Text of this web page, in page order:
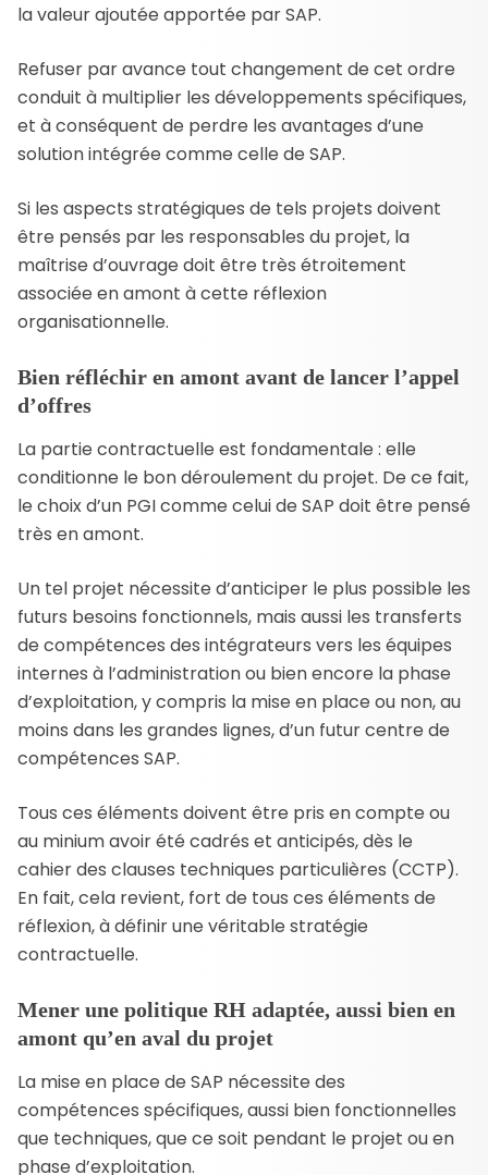
la valeur ajoutée apportée par SAP.
Refuser par avance tout changement de cet ordre
conduit à multiplier les développements spécifiques,
et à conséquent de perdre les avantages d’une
solution intégrée comme celle de SAP.
Si les aspects stratégiques de tels projets doivent
être pensés par les responsables du projet, la
maîtrise d’ouvrage doit être très étroitement
associée en amont à cette réflexion
organisationnelle.
Bien réfléchir en amont avant de lancer l’appel
d’offres
La partie contractuelle est fondamentale : elle
conditionne le bon déroulement du projet. De ce fait,
le choix d’un PGI comme celui de SAP doit être pensé
très en amont.
Un tel projet nécessite d’anticiper le plus possible les
futurs besoins fonctionnels, mais aussi les transferts
de compétences des intégrateurs vers les équipes
internes à l’administration ou bien encore la phase
d’exploitation, y compris la mise en place ou non, au
moins dans les grandes lignes, d’un futur centre de
compétences SAP.
Tous ces éléments doivent être pris en compte ou
au minium avoir été cadrés et anticipés, dès le
cahier des clauses techniques particulières (CCTP).
En fait, cela revient, fort de tous ces éléments de
réflexion, à définir une véritable stratégie
contractuelle.
Mener une politique RH adaptée, aussi bien en
amont qu’en aval du projet
La mise en place de SAP nécessite des
compétences spécifiques, aussi bien fonctionnelles
que techniques, que ce soit pendant le projet ou en
phase d’exploitation.